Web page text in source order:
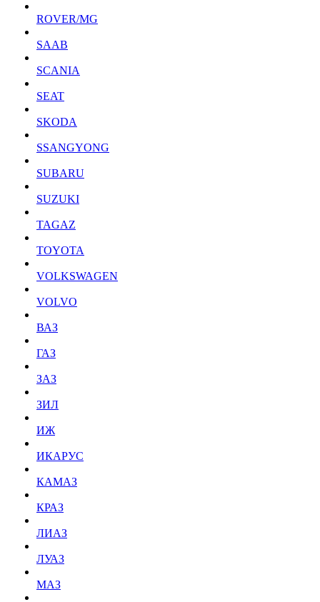
ROVER/MG
SAAB
SCANIA
SEAT
SKODA
SSANGYONG
SUBARU
SUZUKI
TAGAZ
TOYOTA
VOLKSWAGEN
VOLVO
ВАЗ
ГАЗ
ЗАЗ
ЗИЛ
ИЖ
ИКАРУС
КАМАЗ
КРАЗ
ЛИАЗ
ЛУАЗ
МАЗ